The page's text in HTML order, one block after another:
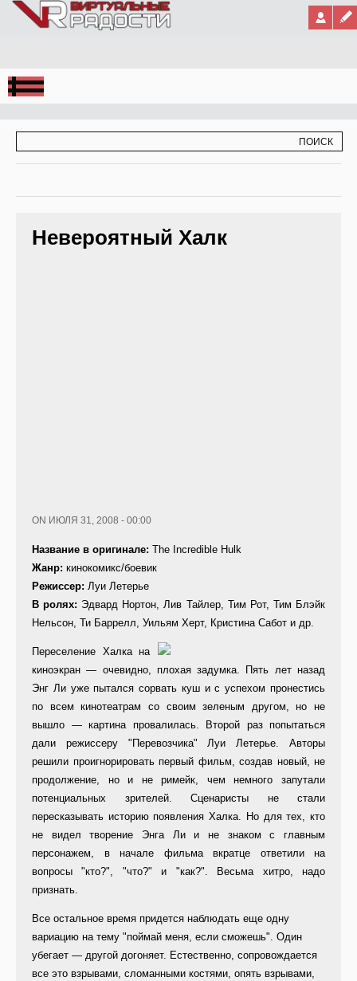
Jump to Navigation
Невероятный Халк
ON ИЮЛЯ 31, 2008 - 00:00
Название в оригинале: The Incredible Hulk
Жанр: кинокомикс/боевик
Режиссер: Луи Летерье
В ролях: Эдвард Нортон, Лив Тайлер, Тим Рот, Тим Блэйк
Нельсон, Ти Баррелл, Уильям Херт, Кристина Сабот и др.
Переселение Халка на
киноэкран — очевидно, плохая задумка. Пять лет назад
Энг Ли уже пытался сорвать куш и с успехом пронестись
по всем кинотеатрам со своим зеленым другом, но не
вышло — картина провалилась. Второй раз попытаться
дали режиссеру "Перевозчика" Луи Летерье. Авторы
решили проигнорировать первый фильм, создав новый, не
продолжение, но и не римейк, чем немного запутали
потенциальных зрителей. Сценаристы не стали
пересказывать историю появления Халка. Но для тех, кто
не видел творение Энга Ли и не знаком с главным
персонажем, в начале фильма вкратце ответили на
вопросы "кто?", "что?" и "как?". Весьма хитро, надо
признать.
Все остальное время придется наблюдать еще одну
вариацию на тему "поймай меня, если сможешь". Один
убегает — другой догоняет. Естественно, сопровождается
все это взрывами, сломанными костями, опять взрывами,